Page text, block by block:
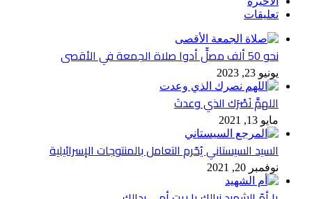
تعليقات
نحو 50 ألف مصلٍّ أدوا صلاة الجمعة في الأقصى
يونيو 23, 2023
اللهمَّ نَصْرَك الذي وعدتَ
مايو 13, 2021
السيد السيستاني يُحّرم التعامل بالمنتوجات الإسرائيلية
نوفمبر 20, 2021